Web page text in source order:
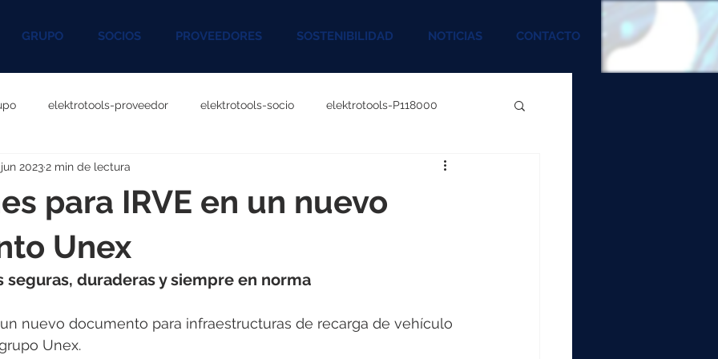
GRUPO SOCIOS PROVEEDORES SOSTENIBILIDAD NOTICIAS CONTACTO
elektrotools-proveedor elektrotools-socio elektrotools-P118000
P060000 elektrotools-P027000
P096000
para IRVE en un nuevo
Unex
20232 min de lectura
seguras, duraderas y siempre en norma
un nuevo documento para infraestructuras de recarga de vehículo
Unex.